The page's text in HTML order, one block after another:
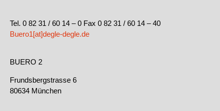
Tel. 0 82 31 / 60 14 – 0 Fax 0 82 31 / 60 14 – 40
Buero1[at]degle-degle.de
BUERO 2
Frundsbergstrasse 6
80634 München